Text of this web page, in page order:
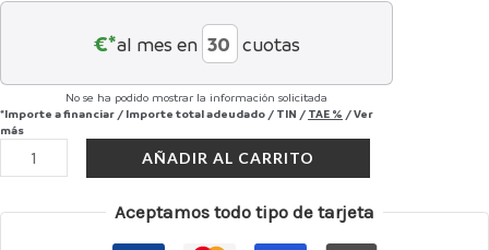
€*al mes en cuotas
No se ha podido mostrar la información solicitada
*Importe a financiar / Importe total adeudado / TIN / TAE % /Ver
más
AÑADIR AL CARRITO
Aceptamos todo tipo de tarjeta